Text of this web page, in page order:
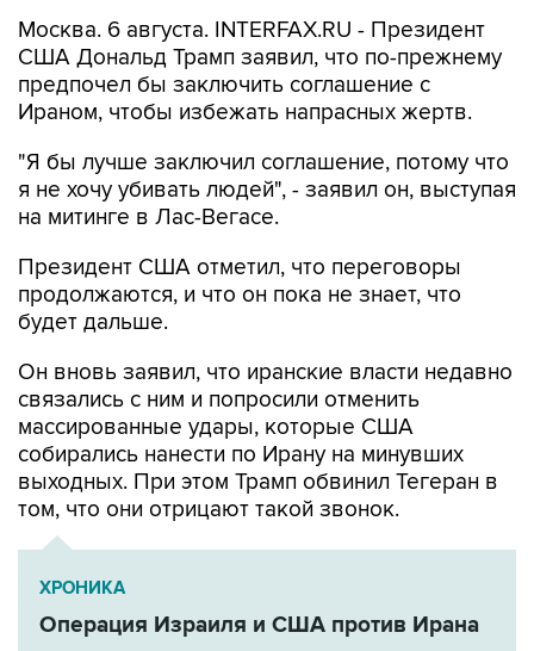
Москва. 6 августа. INTERFAX.RU - Президент
США Дональд Трамп заявил, что по-прежнему
предпочел бы заключить соглашение с
Ираном, чтобы избежать напрасных жертв.
"Я бы лучше заключил соглашение, потому что
я не хочу убивать людей", - заявил он, выступая
на митинге в Лас-Вегасе.
Президент США отметил, что переговоры
продолжаются, и что он пока не знает, что
будет дальше.
Он вновь заявил, что иранские власти недавно
связались с ним и попросили отменить
массированные удары, которые США
собирались нанести по Ирану на минувших
выходных. При этом Трамп обвинил Тегеран в
том, что они отрицают такой звонок.
ХРОНИКА
Операция Израиля и США против Ирана